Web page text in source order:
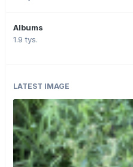
Albums
1.9 tys.
LATEST IMAGE